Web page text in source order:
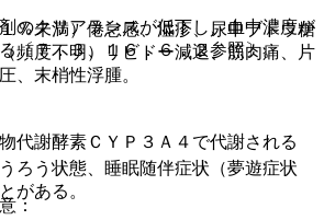
のクリアランスが低下し、血中濃度が
〔７．３、１６．６．２参照〕。
代謝酵素ＣＹＰ３Ａ４で代謝される
：
％未満）倦怠感、湿疹、尿中ブドウ糖
頻度不明）リビドー減退、筋肉痛、片
、末梢性浮腫。
ろう状態、睡眠随伴症状（夢遊症状
がある。